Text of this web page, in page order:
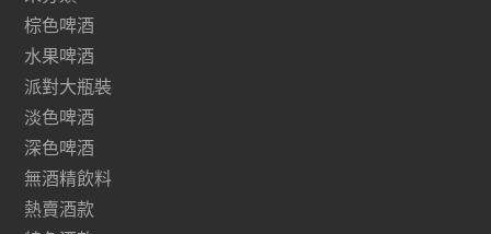
棕色啤酒
水果啤酒
派對大瓶裝
淡色啤酒
深色啤酒
無酒精飲料
熱賣酒款